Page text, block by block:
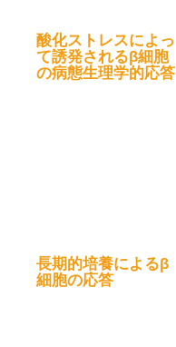
酸化ストレスによっ
て誘発されるβ細胞
の病態生理学的応答
長期的培養によるβ
細胞の応答